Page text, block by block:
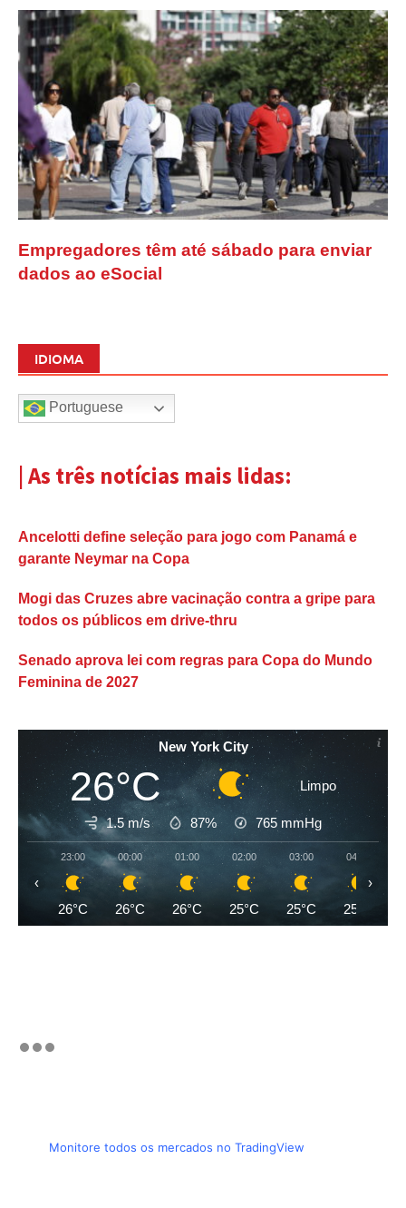
Empregadores têm até sábado para enviar
dados ao eSocial
IDIOMA
Portuguese
| As três notícias mais lidas:
Ancelotti define seleção para jogo com Panamá e
garante Neymar na Copa
Mogi das Cruzes abre vacinação contra a gripe para
todos os públicos em drive-thru
Senado aprova lei com regras para Copa do Mundo
Feminina de 2027
New York City
26°C Limpo
1.5 m/s 87% 765 mmHg
23:00
26°C
00:00
26°C
01:00
26°C
02:00
25°C
03:00
25°C
04:00
25°C
‹ ›
Monitore todos os mercados no TradingView